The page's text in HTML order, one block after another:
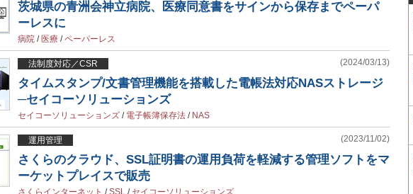
茨城県の青洲会神立病院、医療同意書をサインから保存までペーパ
ーレスに
病院 / 医療 /ペーパーレス
法制度対応／CSR (2024/03/13)
タイムスタンプ/文書管理機能を搭載した電帳法対応NASストレージ
─セイコーソリューションズ
セイコーソリューションズ / 電子帳簿保存法 / NAS
運用管理 (2023/11/02)
さくらのクラウド、SSL証明書の運用負荷を軽減する管理ソフトをマ
ーケットプレイスで販売